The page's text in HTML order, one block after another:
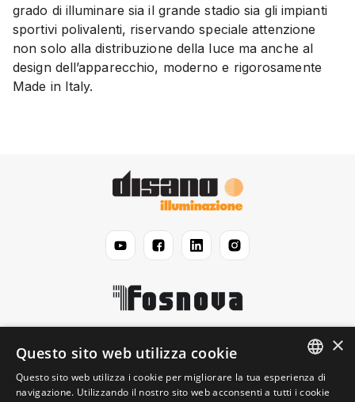
grado di illuminare sia il grande stadio sia gli impianti
sportivi polivalenti, riservando speciale attenzione
non solo alla distribuzione della luce ma anche al
design dell’apparecchio, moderno e rigorosamente
Made in Italy.
Disano
Legale ENGLISH
×
Questo sito web utilizza cookie
Questo sito web utilizza i cookie per migliorare la tua esperienza di
navigazione. Utilizzando il nostro sito web acconsenti a tutti i cookie